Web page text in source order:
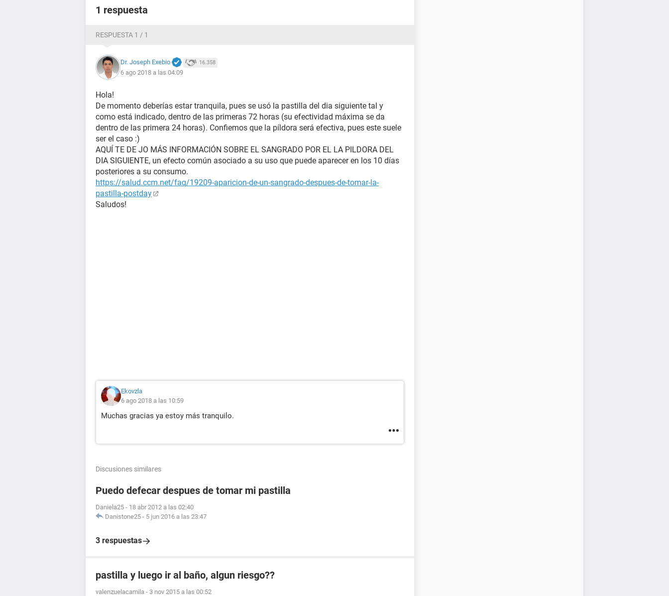
1 respuesta
RESPUESTA 1 / 1
Dr. Joseph Exebio 16.358
6 ago 2018 a las 04:09
Hola!
De momento deberías estar tranquila, pues se usó la pastilla del dia siguiente tal y
como está indicado, dentro de las primeras 72 horas (su efectividad máxima se da
dentro de las primera 24 horas). Confiemos que la píldora será efectiva, pues este suele
ser el caso :)
AQUÍ TE DE JO MÁS INFORMACIÓN SOBRE EL SANGRADO POR EL LA PILDORA DEL
DIA SIGUIENTE, un efecto común asociado a su uso que puede aparecer en los 10 días
posteriores a su consumo.
https://salud.ccm.net/faq/19209-aparicion-de-un-sangrado-despues-de-tomar-la-
pastilla-postday
Saludos!
Ekovzla
6 ago 2018 a las 10:59
Muchas gracias ya estoy más tranquilo.
Discusiones similares
Puedo defecar despues de tomar mi pastilla
Daniela25 - 18 abr 2012 a las 02:40
Danistone25 - 5 jun 2016 a las 23:47
3 respuestas
pastilla y luego ir al baño, algun riesgo??
valenzuelacamila - 3 nov 2015 a las 00:52